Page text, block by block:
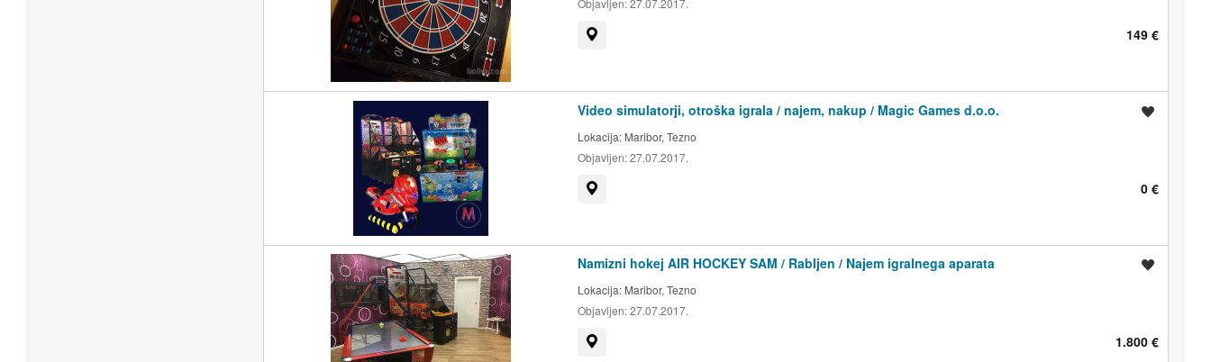
149 €
Video simulatorji, otroška igrala / najem, nakup / Magic Games d.o.o.
Lokacija: Maribor, Tezno
Objavljen:27.07.2017.
0 €
Namizni hokej AIR HOCKEY SAM / Rabljen / Najem igralnega aparata
Lokacija: Maribor, Tezno
Objavljen:27.07.2017.
1.800 €